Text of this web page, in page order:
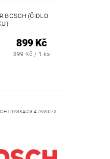
BOSCH (ČIDLO
899 Kč
899 Kč / 1 ks